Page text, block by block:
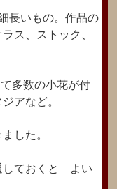
長いもの。作品の
ス、ストック、
多数の小花が付
アなど。
した。
しておくと よい